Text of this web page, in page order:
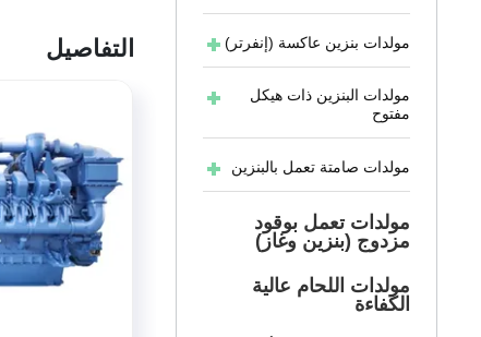
التفاصيل مولدات بنزين عاكسة (إنفرتر)
مولدات البنزين ذات هيكل
مفتوح
مولدات صامتة تعمل بالبنزين
مولدات تعمل بوقود
مزدوج (بنزين وغاز)
مولدات اللحام عالية
الكفاءة